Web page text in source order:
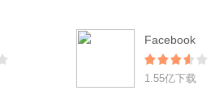
Facebook
1.55亿下载